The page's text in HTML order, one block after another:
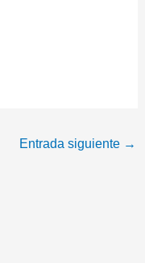
Entrada siguiente →